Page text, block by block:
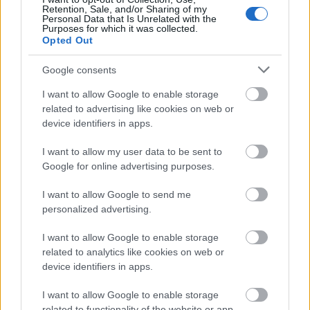
Retention, Sale, and/or Sharing of my
Personal Data that Is Unrelated with the
Purposes for which it was collected.
Opted Out
Google consents
I want to allow Google to enable storage
related to advertising like cookies on web or
device identifiers in apps.
I want to allow my user data to be sent to
Google for online advertising purposes.
I want to allow Google to send me
personalized advertising.
I want to allow Google to enable storage
related to analytics like cookies on web or
device identifiers in apps.
I want to allow Google to enable storage
Maevious7
Alex Ferguson
30/11/2023 - 09:31
Στην καλύτερη του σεζόν δεν έκανε τίποτα σε
κρίσιμα παιχνίδια. Εκτός τόπου και χρόνου σε
όλο το F8. Όποιον ρωτήσεις τι θυμάται από
τον Ντόρσευ είναι τις καλές του εμφανίσεις
σε έναν τελικό κυπέλλου και το τελευταίο
αγώνα πρωταθλήματος με τον διαλυμένο
ΠΑΟ. Όπου απλά έκανε ένα ξέσπασμα για 5
λεπτά. Δεν τον θυμάται κανείς για κανέναν
άλλο λόγο. Όχι ότι είναι κακός. Αλλά δεν
αξίζει τον κόπο.
Απάντησε
0 Likes
0 Απαντήσεις
stedelik
28/11/2023 - 11:45
τέλεια;